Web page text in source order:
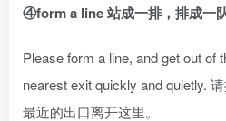
④form a line 站成一排，排成一
Please form a line, and get out of
nearest exit quickly and quietly.
最近的出口离开这里。